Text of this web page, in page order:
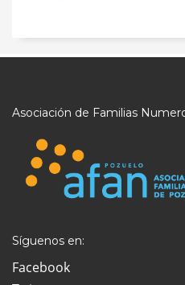
Asociación de Familias
Síguenos en:
Facebook